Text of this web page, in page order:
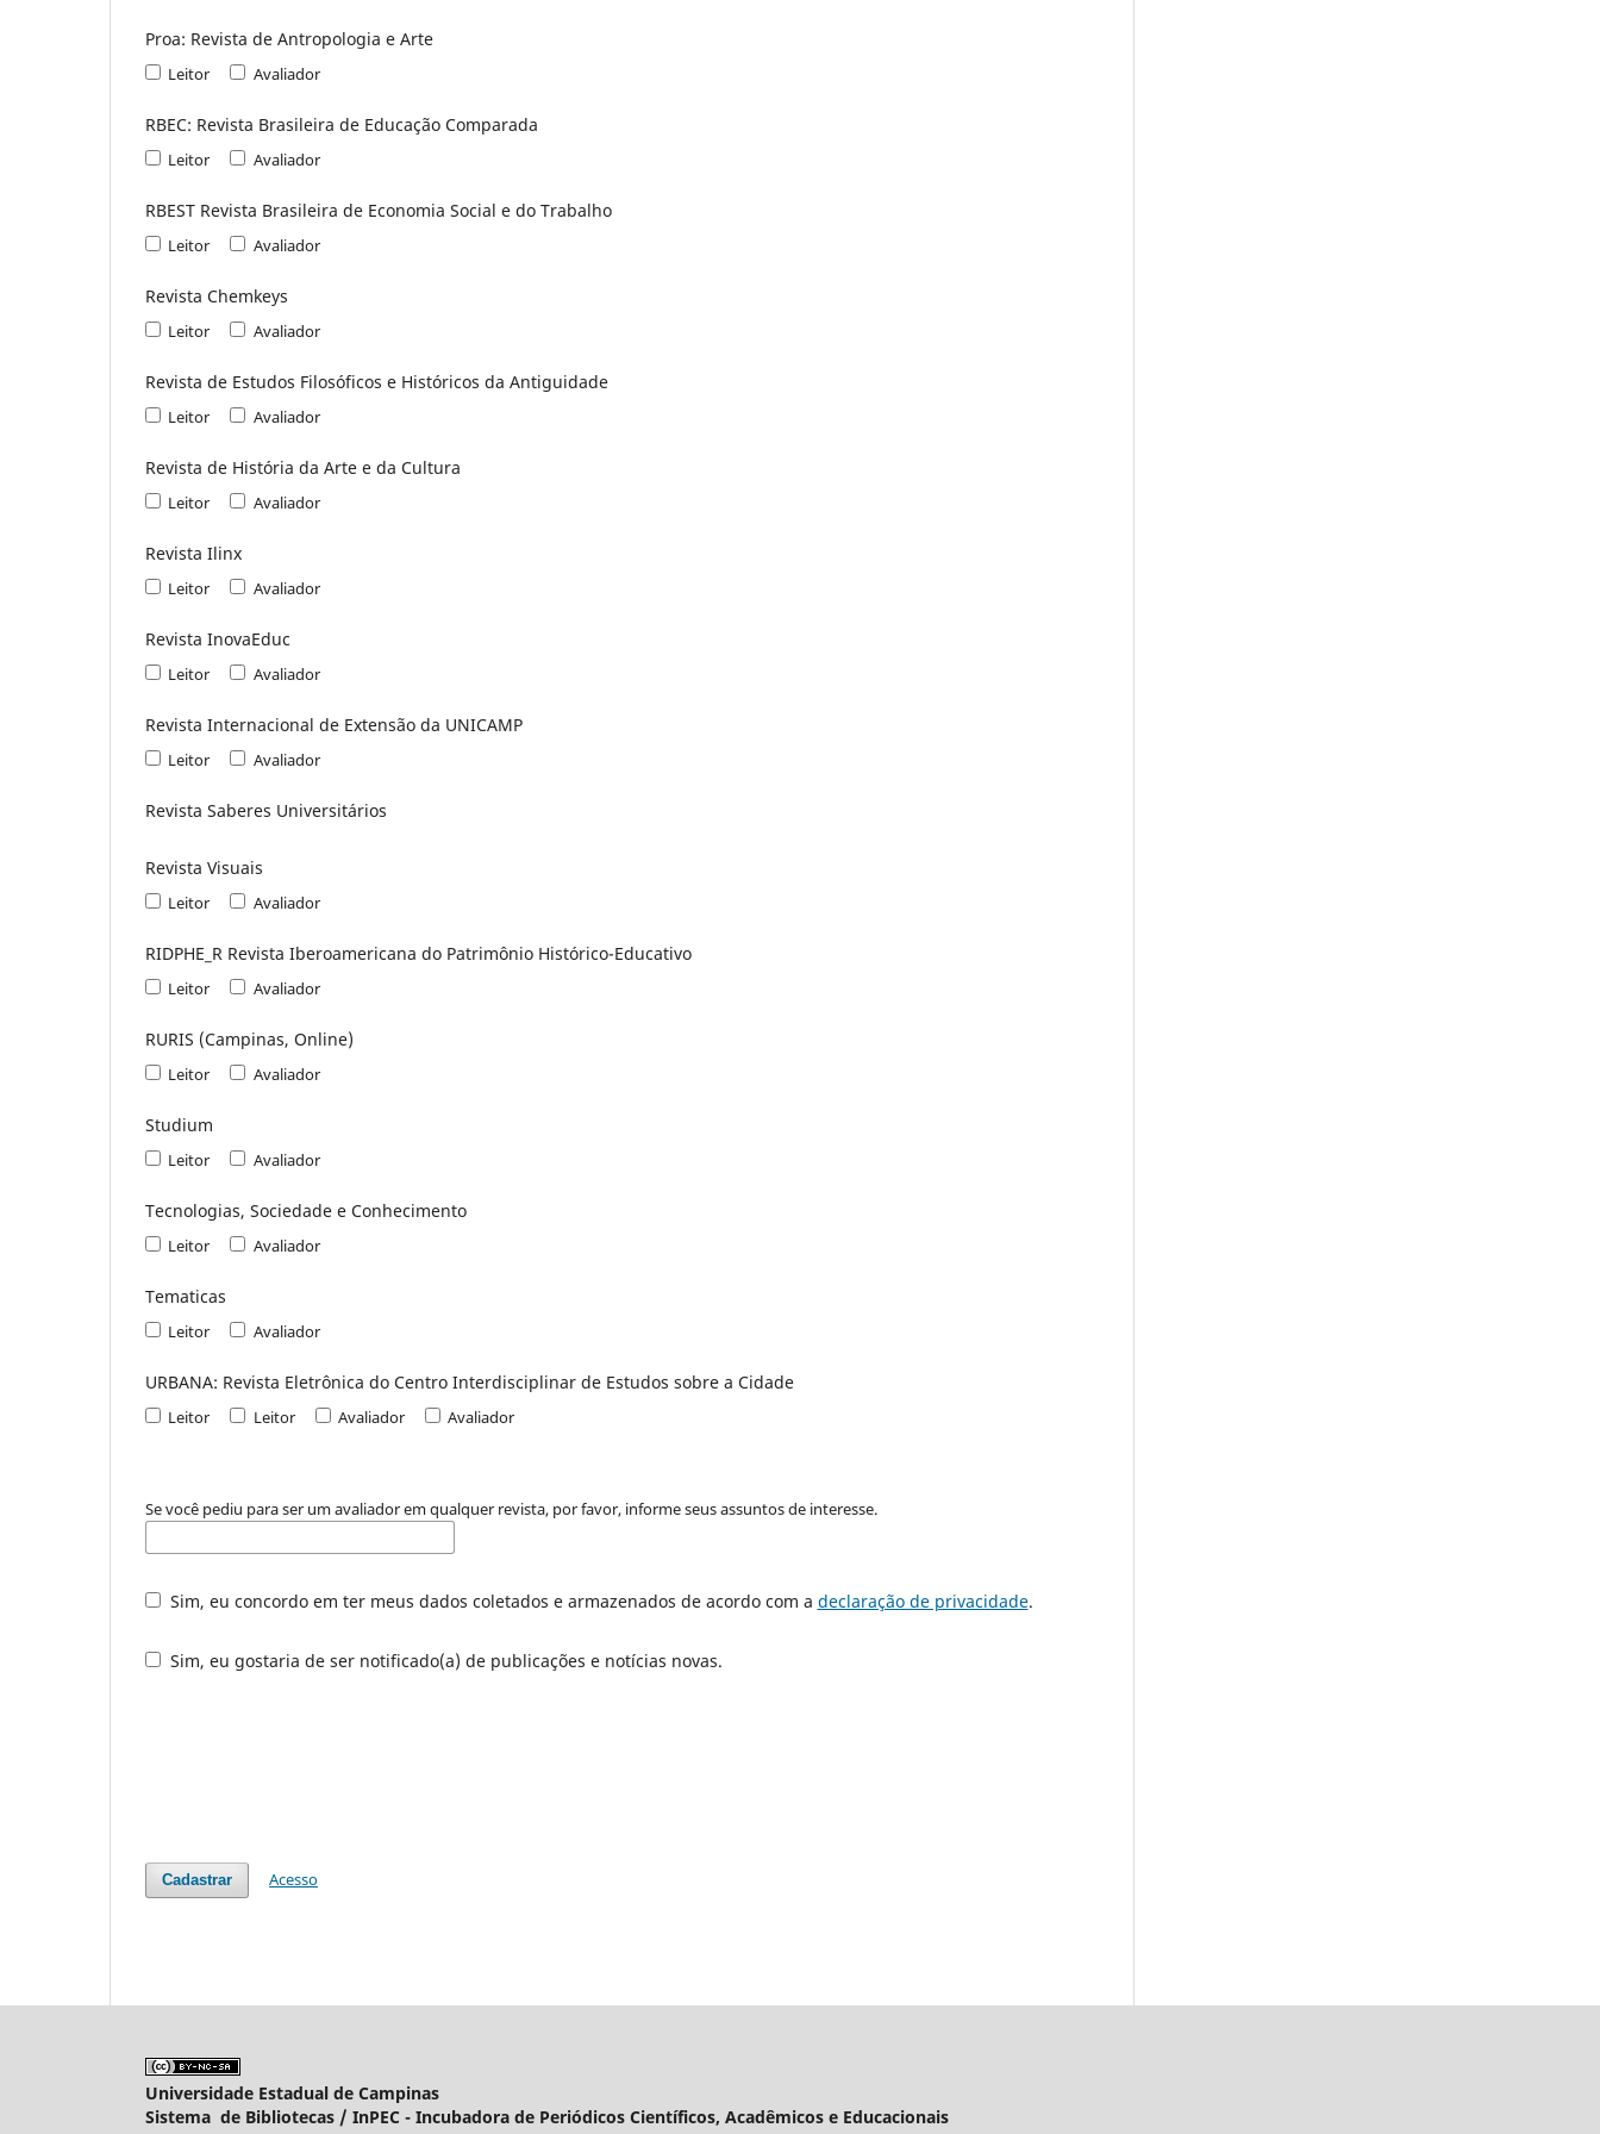
Proa: Revista de Antropologia e Arte
Leitor Avaliador
RBEC: Revista Brasileira de Educação Comparada
Leitor Avaliador
RBEST Revista Brasileira de Economia Social e do Trabalho
Leitor Avaliador
Revista Chemkeys
Leitor Avaliador
Revista de Estudos Filosóficos e Históricos da Antiguidade
Leitor Avaliador
Revista de História da Arte e da Cultura
Leitor Avaliador
Revista Ilinx
Leitor Avaliador
Revista InovaEduc
Leitor Avaliador
Revista Internacional de Extensão da UNICAMP
Leitor Avaliador
Revista Saberes Universitários
Revista Visuais
Leitor Avaliador
RIDPHE_R Revista Iberoamericana do Patrimônio Histórico-Educativo
Leitor Avaliador
RURIS (Campinas, Online)
Leitor Avaliador
Studium
Leitor Avaliador
Tecnologias, Sociedade e Conhecimento
Leitor Avaliador
Tematicas
Leitor Avaliador
URBANA: Revista Eletrônica do Centro Interdisciplinar de Estudos sobre a Cidade
Leitor Leitor Avaliador Avaliador
Se você pediu para ser um avaliador em qualquer revista, por favor, informe seus assuntos de interesse.
Sim, eu concordo em ter meus dados coletados e armazenados de acordo com a declaração de privacidade.
Sim, eu gostaria de ser notificado(a) de publicações e notícias novas.
Cadastrar Acesso
Universidade Estadual de Campinas
Sistema de Bibliotecas / InPEC - Incubadora de Periódicos Científicos, Acadêmicos e Educacionais